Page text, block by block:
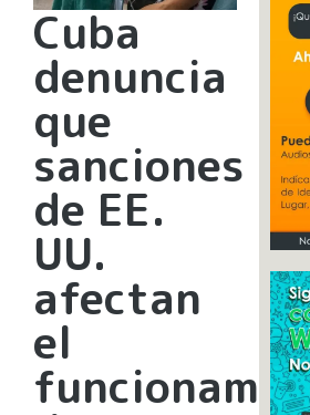
Cuba
denuncia
que
sanciones
de EE.
UU.
afectan
el